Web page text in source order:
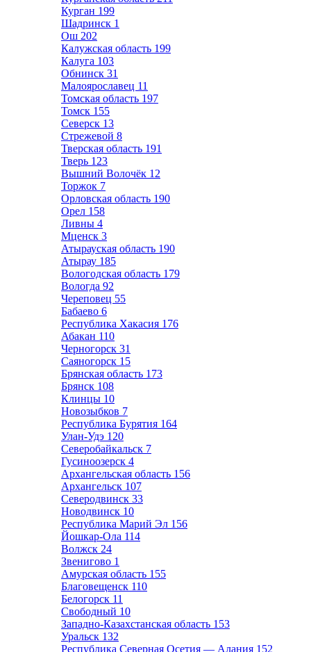
Курган 199
Шадринск 1
Ош 202
Калужская область 199
Калуга 103
Обнинск 31
Малоярославец 11
Томская область 197
Томск 155
Северск 13
Стрежевой 8
Тверская область 191
Тверь 123
Вышний Волочёк 12
Торжок 7
Орловская область 190
Орел 158
Ливны 4
Мценск 3
Атырауская область 190
Атырау 185
Вологодская область 179
Вологда 92
Череповец 55
Бабаево 6
Республика Хакасия 176
Абакан 110
Черногорск 31
Саяногорск 15
Брянская область 173
Брянск 108
Клинцы 10
Новозыбков 7
Республика Бурятия 164
Улан-Удэ 120
Северобайкальск 7
Гусиноозерск 4
Архангельская область 156
Архангельск 107
Северодвинск 33
Новодвинск 10
Республика Марий Эл 156
Йошкар-Ола 114
Волжск 24
Звенигово 1
Амурская область 155
Благовещенск 110
Белогорск 11
Свободный 10
Западно-Казахстанская область 153
Уральск 132
Республика Северная Осетия — Алания 152